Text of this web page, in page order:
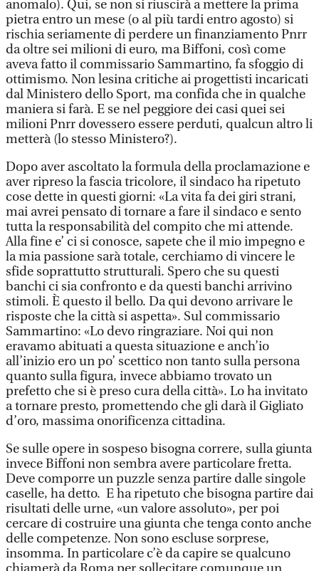
anomalo). Qui, se non si riuscirà a mettere la prima
pietra entro un mese (o al più tardi entro agosto) si
rischia seriamente di perdere un finanziamento Pnrr
da oltre sei milioni di euro, ma Biffoni, così come
aveva fatto il commissario Sammartino, fa sfoggio di
ottimismo. Non lesina critiche ai progettisti incaricati
dal Ministero dello Sport, ma confida che in qualche
maniera si farà. E se nel peggiore dei casi quei sei
milioni Pnrr dovessero essere perduti, qualcun altro li
metterà (lo stesso Ministero?).
Dopo aver ascoltato la formula della proclamazione e
aver ripreso la fascia tricolore, il sindaco ha ripetuto
cose dette in questi giorni: «La vita fa dei giri strani,
mai avrei pensato di tornare a fare il sindaco e sento
tutta la responsabilità del compito che mi attende.
Alla fine e’ ci si conosce, sapete che il mio impegno e
la mia passione sarà totale, cerchiamo di vincere le
sfide soprattutto strutturali. Spero che su questi
banchi ci sia confronto e da questi banchi arrivino
stimoli. È questo il bello. Da qui devono arrivare le
risposte che la città si aspetta». Sul commissario
Sammartino: «Lo devo ringraziare. Noi qui non
eravamo abituati a questa situazione e anch’io
all’inizio ero un po’ scettico non tanto sulla persona
quanto sulla figura, invece abbiamo trovato un
prefetto che si è preso cura della città». Lo ha invitato
a tornare presto, promettendo che gli darà il Gigliato
d’oro, massima onorificenza cittadina.
Se sulle opere in sospeso bisogna correre, sulla giunta
invece Biffoni non sembra avere particolare fretta.
Deve comporre un puzzle senza partire dalle singole
caselle, ha detto. E ha ripetuto che bisogna partire dai
risultati delle urne, «un valore assoluto», per poi
cercare di costruire una giunta che tenga conto anche
delle competenze. Non sono escluse sorprese,
insomma. In particolare c’è da capire se qualcuno